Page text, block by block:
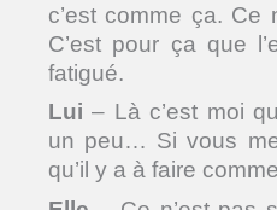
c’est comme ça. Ce
C’est pour ça que
fatigué.
Lui – Là c’est moi
un peu… Si vous
qu’il y a à faire